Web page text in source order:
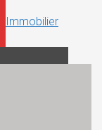
Immobilier